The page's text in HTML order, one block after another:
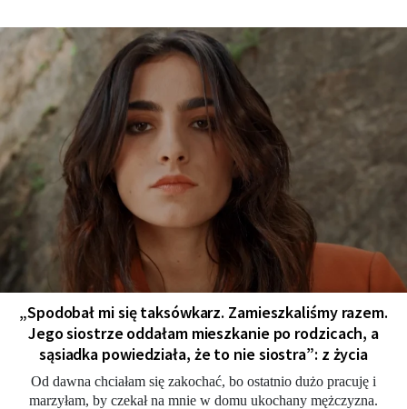
„Spodobał mi się taksówkarz. Zamieszkaliśmy razem.
Jego siostrze oddałam mieszkanie po rodzicach, a
sąsiadka powiedziała, że to nie siostra”: z życia
Od dawna chciałam się zakochać, bo ostatnio dużo pracuję i
marzyłam, by czekał na mnie w domu ukochany mężczyzna.